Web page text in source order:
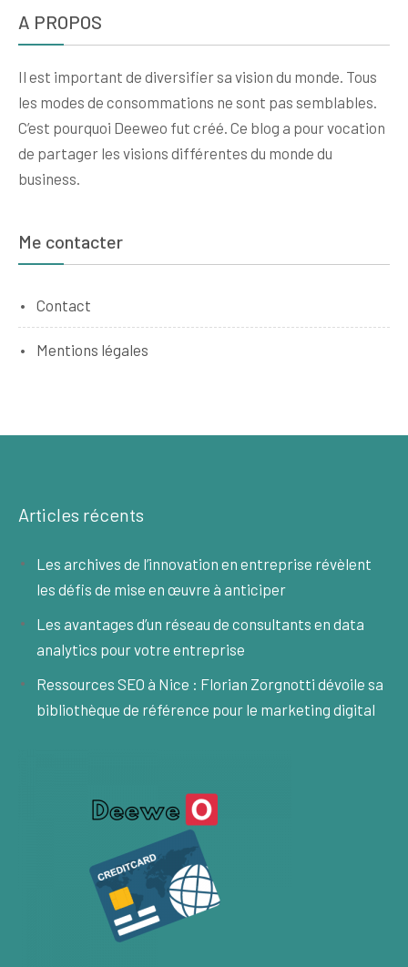
A PROPOS
Il est important de diversifier sa vision du monde. Tous
les modes de consommations ne sont pas semblables.
C’est pourquoi Deeweo fut créé. Ce blog a pour vocation
de partager les visions différentes du monde du
business.
Me contacter
Contact
Mentions légales
Articles récents
Les archives de l’innovation en entreprise révèlent
les défis de mise en œuvre à anticiper
Les avantages d’un réseau de consultants en data
analytics pour votre entreprise
Ressources SEO à Nice : Florian Zorgnotti dévoile sa
bibliothèque de référence pour le marketing digital